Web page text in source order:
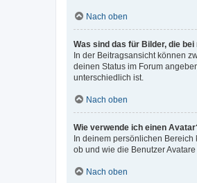
Nach oben
Was sind das für Bilder, die
In der Beitragsansicht können
deinen Status im Forum
unterschiedlich ist.
Nach oben
Wie verwende ich einen
In deinem persönlichen Bereich
ob und wie die Benutzer
Nach oben